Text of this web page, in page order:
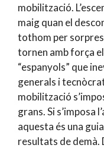
mobilització.
maig quan el
tothom per
tornen amb força
“espanyols” que
generals i
mobilització
grans. Si s’imposa
aquesta és una
resultats de